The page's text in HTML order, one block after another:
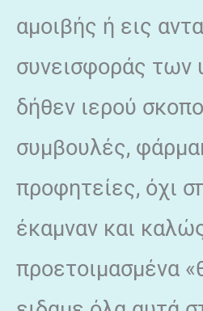
αμοιβής ή εις
συνεισφοράς των
δήθεν ιερού
συμβουλές,
προφητείες, όχι
έκαμναν και
προετοιμασμένα